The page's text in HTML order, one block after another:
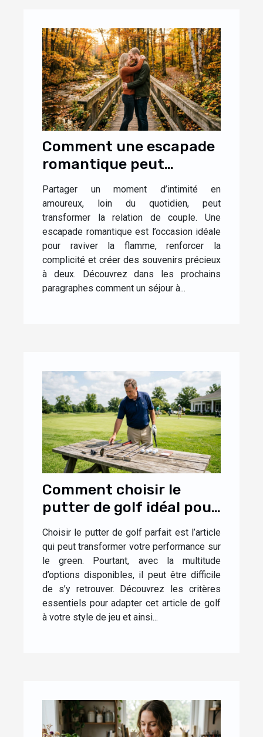
Comment une escapade
romantique peut
renforcer la complicité
dans le couple ?
Partager un moment d’intimité en
amoureux, loin du quotidien, peut
transformer la relation de couple. Une
escapade romantique est l’occasion idéale
pour raviver la flamme, renforcer la
complicité et créer des souvenirs précieux
à deux. Découvrez dans les prochains
paragraphes comment un séjour à...
Comment choisir le
putter de golf idéal pour
votre style de jeu ?
Choisir le putter de golf parfait est l’article
qui peut transformer votre performance sur
le green. Pourtant, avec la multitude
d’options disponibles, il peut être difficile
de s’y retrouver. Découvrez les critères
essentiels pour adapter cet article de golf
à votre style de jeu et ainsi...